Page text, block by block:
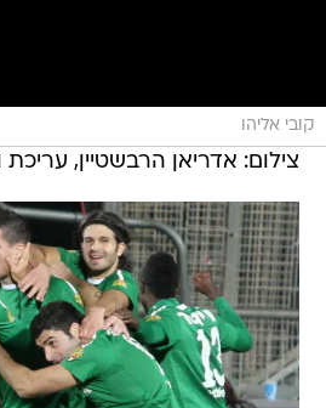
קובי אליהו
צילום: אדריאן הרבשטיין, עריכת